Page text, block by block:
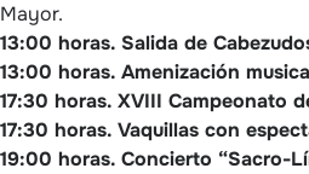
Mayor.
13:00 horas. Salida de
13:00 horas. Amenización
17:30 horas. XVIII Campeonato
17:30 horas. Vaquillas con
19:00 horas. Concierto “Sacro-